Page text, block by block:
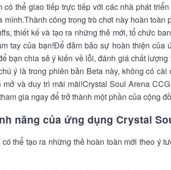
có thể giao tiếp trực tiếp với các nhà phát
mình.Thành công trong trò chơi này hoàn
thiết kế và tạo ra những thẻ mới, tổ chức
tay của bạn!Để đảm bảo sự hoàn thiện của
bạn chia sẻ ý kiến về lỗi, đánh giá chất
ý là trong phiên bản Beta này, không có
và duy trì mãi mãi!Crystal Soul Arena
gia ngay để trở thành một phần của cộng
năng của ứng dụng Crystal
thể tạo ra những thẻ hoàn toàn mới theo ý